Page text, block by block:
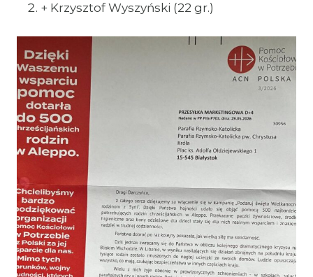
+ Krzysztof Wyszyński (22 gr.)